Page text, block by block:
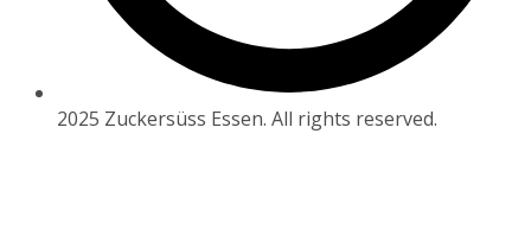
2025 Zuckersüss Essen. All rights reserved.